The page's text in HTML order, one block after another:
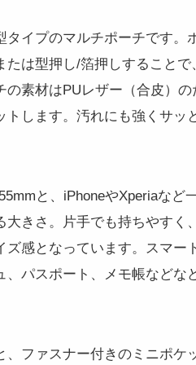
イプのマルチポーチです。
は型押し/箔押しすること
素材はPUレザー（合皮）
します。汚れにも強くサッ
と、iPhoneやXperiaなど
きさ。片手でも持ちやすく
感となっています。スマー
パスポート、メモ帳などな
ファスナー付きのミニポケ